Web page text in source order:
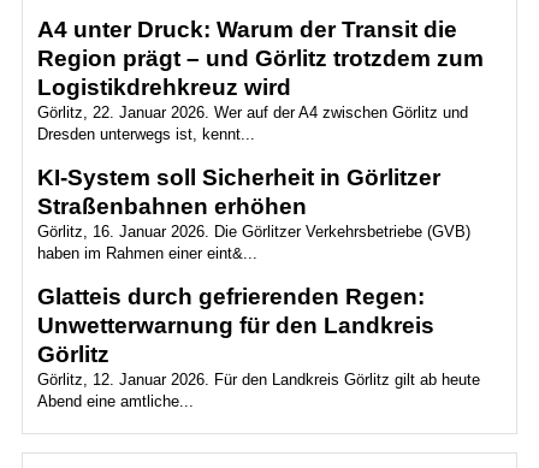
A4 unter Druck: Warum der Transit die
Region prägt – und Görlitz trotzdem zum
Logistikdrehkreuz wird
Görlitz, 22. Januar 2026. Wer auf der A4 zwischen Görlitz und
Dresden unterwegs ist, kennt...
KI-System soll Sicherheit in Görlitzer
Straßenbahnen erhöhen
Görlitz, 16. Januar 2026. Die Görlitzer Verkehrsbetriebe (GVB)
haben im Rahmen einer eint&...
Glatteis durch gefrierenden Regen:
Unwetterwarnung für den Landkreis
Görlitz
Görlitz, 12. Januar 2026. Für den Landkreis Görlitz gilt ab heute
Abend eine amtliche...